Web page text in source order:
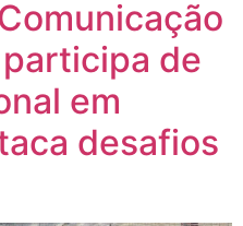
de
em
desafios